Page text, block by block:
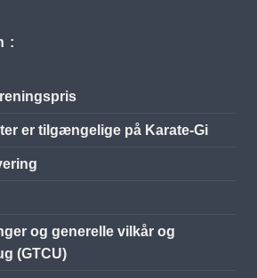
:
er tilgængelige på Karate-Gi
og generelle vilkår og
(GTCU)